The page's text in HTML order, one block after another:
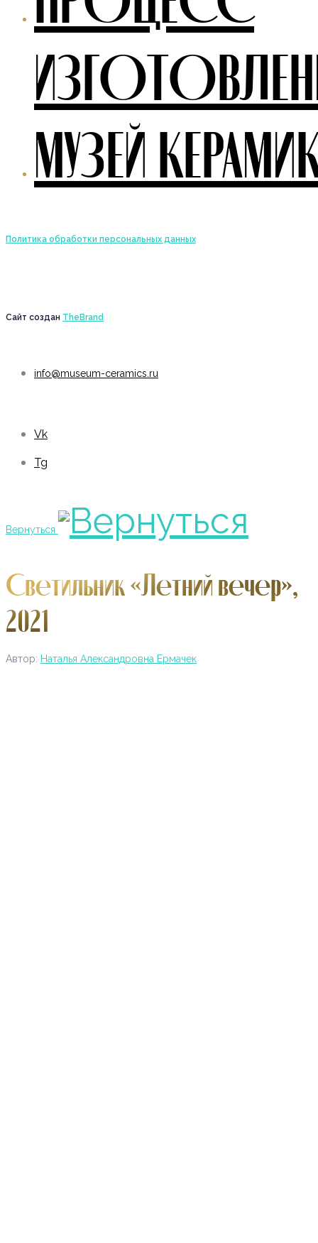
МУЗЕЙ
Политика обработки персональных данных
Сайт создан TheBrand
info@museum-ceramics.ru
Vk
Tg
Вернуться
Светильник «Летний вечер»,
2021
Автор: Наталья Александровна Ермачек